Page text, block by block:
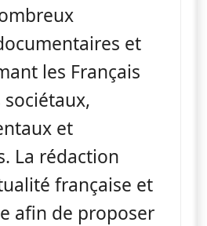
et
les Français
et
La rédaction
française et
afin de proposer